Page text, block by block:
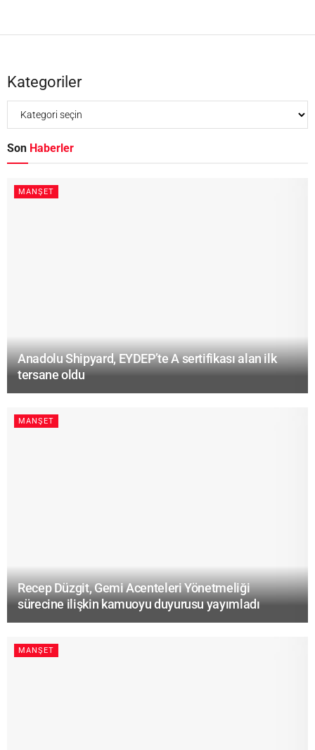
Kategoriler
Son Haberler
MANŞET
Anadolu Shipyard, EYDEP’te A sertifikası alan ilk
tersane oldu
MANŞET
Recep Düzgit, Gemi Acenteleri Yönetmeliği
sürecine ilişkin kamuoyu duyurusu yayımladı
MANŞET